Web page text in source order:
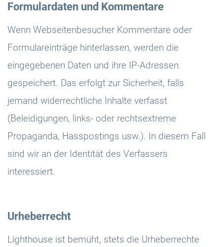
Formulardaten und Kommentare
Wenn Webseitenbesucher Kommentare oder
Formulareinträge hinterlassen, werden die
eingegebenen Daten und ihre IP-Adressen
gespeichert. Das erfolgt zur Sicherheit, falls
jemand widerrechtliche Inhalte verfasst
(Beleidigungen, links- oder rechtsextreme
Propaganda, Hasspostings usw.). In diesem Fall
sind wir an der Identität des Verfassers
interessiert.
Urheberrecht
Lighthouse ist bemüht, stets die Urheberrechte